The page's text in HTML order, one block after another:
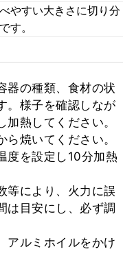
やすい大きさに切り分
す。
器の種類、食材の状
。様子を確認しなが
熱してください。
焼いてください。
度を設定し10分加熱
等により、火力に誤
は目安にし、必ず調
アルミホイルをかけ